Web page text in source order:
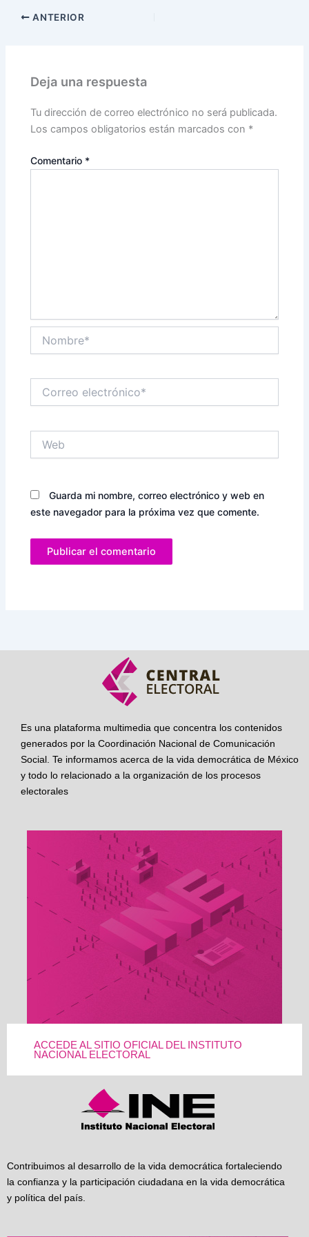
ANTERIOR
Deja una respuesta
Tu dirección de correo electrónico no será publicada.
Los campos obligatorios están marcados con *
Comentario *
electrónico*
Guarda mi nombre, correo electrónico y web en
este navegador para la próxima vez que comente.
Es una plataforma multimedia que concentra los contenidos
generados por la Coordinación Nacional de Comunicación
Social. Te informamos acerca de la vida democrática de México
y todo lo relacionado a la organización de los procesos
electorales
ACCEDE AL SITIO OFICIAL DEL INSTITUTO
NACIONAL ELECTORAL
Contribuimos al desarrollo de la vida democrática fortaleciendo
la confianza y la participación ciudadana en la vida democrática
y política del país.